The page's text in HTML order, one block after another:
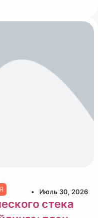
Июль 30, 2026
стека